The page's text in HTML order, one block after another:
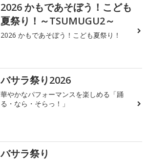
2026 かもであそぼう！こども
夏祭り！～TSUMUGU2～
2026 かもであそぼう！こども夏祭り！
バサラ祭り2026
華やかなパフォーマンスを楽しめる「踊
る・なら・そらっ！」
バサラ祭り